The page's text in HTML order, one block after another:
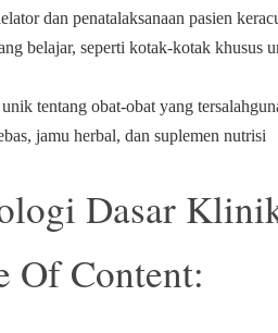
dan penatalaksanaan pasien
belajar, seperti kotak-kotak khusus
tentang obat-obat yang
jamu herbal, dan suplemen nutrisi
Dasar
Of Content: